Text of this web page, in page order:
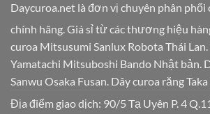
Daycuroa.net là đơn vị chuyên phân phối
chính hãng. Giá sỉ từ các thương hiệu
curoa Mitsusumi Sanlux Robota Thái
Yamatachi Mitsuboshi Bando Nhật bản.
Sanwu Osaka Fusan. Dây curoa răng
Địa điểm giao dịch: 90/5 Tạ Uyên P. 4